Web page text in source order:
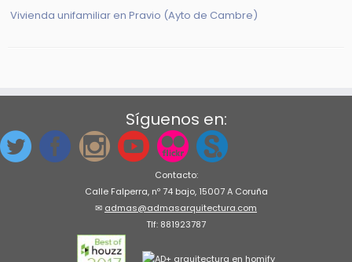
Vivienda unifamiliar en Pravio (Ayto de Cambre)
Síguenos en:
Contacto:
Calle Falperra, nº 74 bajo, 15007 A Coruña
✉ admas@admasarquitectura.com
Tlf: 881923787